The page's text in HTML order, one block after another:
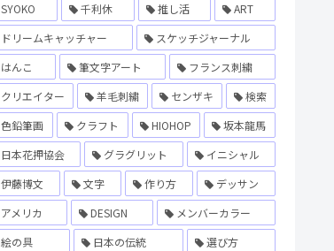
SYOKO
千利休 推し活
ART
ドリームキャッチャー
スケッチジャーナル
はんこ
筆文字アート
フランス刺繍
クリエイター
羊毛刺繍 センザキ
検索
色鉛筆画
クラフト HIOHOP
坂本龍馬
日本花押協会
グラグリット
イニシャル
伊藤博文
文字 作り方
デッサン
アメリカ
DESIGN
メンバーカラー
絵の具
日本の伝統
選び方